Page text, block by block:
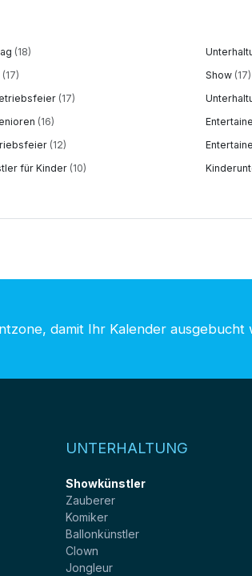
(18)
(17) Show (17)
(17)
(16)
(12)
für Kinder (10)
damit Ihr Kalender ausgebucht
UNTERHALTUNG
Showkünstler
Zauberer
Komiker
Ballonkünstler
Clown
Jongleur